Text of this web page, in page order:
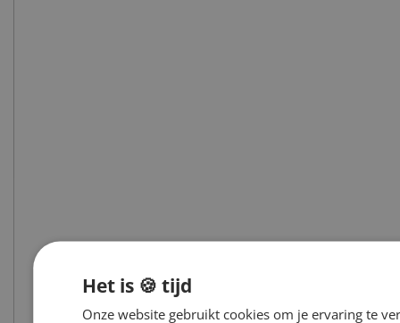
Het is 🍪 tijd
Onze website gebruikt cookies om je ervaring te